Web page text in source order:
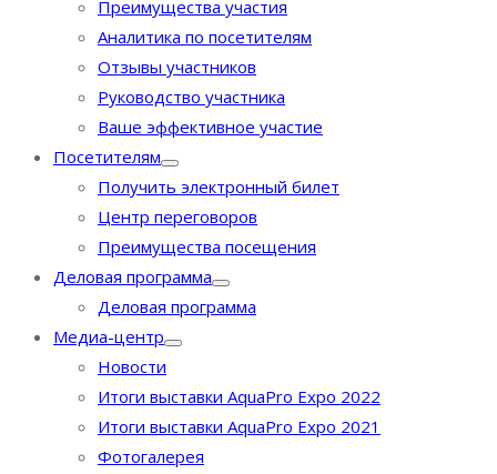
Преимущества участия
Аналитика по посетителям
Отзывы участников
Руководство участника
Ваше эффективное участие
Посетителям
Получить электронный билет
Центр переговоров
Преимущества посещения
Деловая программа
Деловая программа
Медиа-центр
Новости
Итоги выставки AquaPro Expo 2022
Итоги выставки AquaPro Expo 2021
Фотогалерея